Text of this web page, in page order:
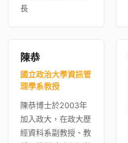
長
陳恭
國立政治大學資訊管
理學系教授
陳恭博士於2003年
加入政大，在政大歷
經資科系副教授、教